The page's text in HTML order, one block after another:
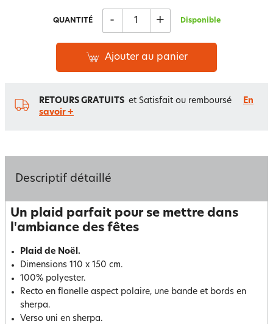
QUANTITÉ - + Disponible
Ajouter au panier
RETOURS GRATUITS et Satisfait ou remboursé
En
savoir +
Descriptif détaillé
Un plaid parfait pour se mettre dans
l'ambiance des fêtes
Plaid de Noël.
Dimensions 110 x 150 cm.
100% polyester.
Recto en flanelle aspect polaire, une bande et bords en
sherpa.
Verso uni en sherpa.